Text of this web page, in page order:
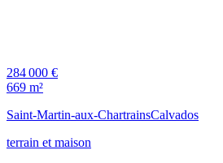
284 000 €
669 m²
Saint-Martin-aux-ChartrainsCalvados
terrain et maison